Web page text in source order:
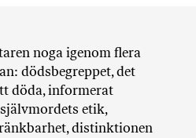
s
F
r
i
T
noga igenom flera
dödsbegreppet, det
döda, informerat
etik,
distinktionen